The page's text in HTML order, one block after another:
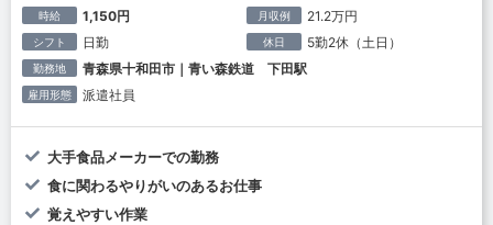
時給 1,150円 月収例 21.2万円
シフト 日勤 休日 5勤2休（土日）
勤務地 青森県十和田市｜青い森鉄道 下田駅
雇用形態 派遣社員
大手食品メーカーでの勤務
食に関わるやりがいのあるお仕事
覚えやすい作業